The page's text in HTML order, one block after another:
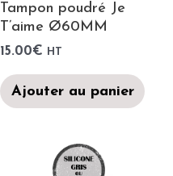
Tampon poudré Je
T’aime Ø60MM
15.00€ HT
Ajouter au panier